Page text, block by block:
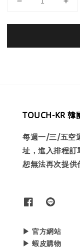
TOUCH-KR
每週一/三/五空
址，進入排程訂
恕無法再次提供
▶ 官方網站
▶ 蝦皮購物